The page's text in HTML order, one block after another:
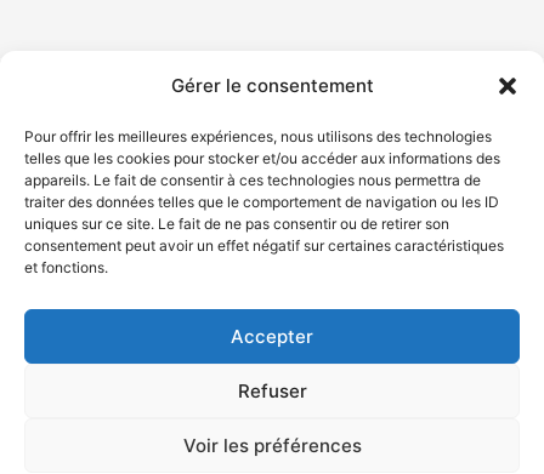
Gérer le consentement
Pour offrir les meilleures expériences, nous utilisons des technologies
telles que les cookies pour stocker et/ou accéder aux informations des
appareils. Le fait de consentir à ces technologies nous permettra de
traiter des données telles que le comportement de navigation ou les ID
uniques sur ce site. Le fait de ne pas consentir ou de retirer son
consentement peut avoir un effet négatif sur certaines caractéristiques
et fonctions.
Accepter
Refuser
Voir les préférences
© Gouvernement du Québec, 2026
Plan du site
Accessibilité
Accès à l'information
Déclaration de services